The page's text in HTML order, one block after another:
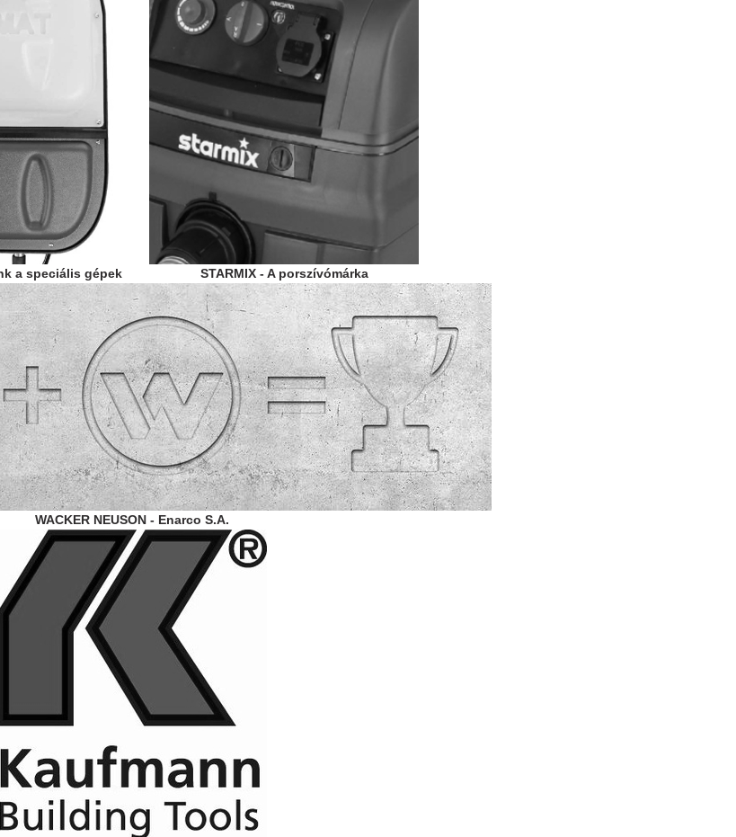
a speciális gépek STARMIX - A porszívómárka
WACKER NEUSON - Enarco S.A.